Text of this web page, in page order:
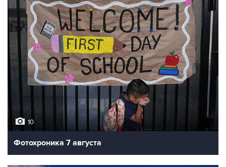
10
Фотохроника 7 августа